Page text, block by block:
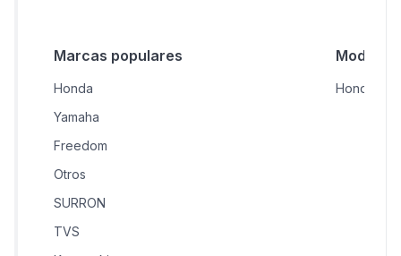
Marcas populares
Honda
Yamaha
Freedom
Otros
SURRON
TVS
Modelos
Honda